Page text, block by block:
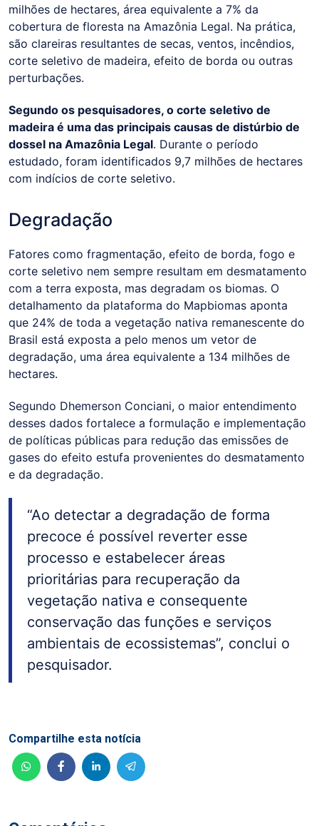
milhões de hectares, área equivalente a 7% da
cobertura de floresta na Amazônia Legal. Na prática,
são clareiras resultantes de secas, ventos, incêndios,
corte seletivo de madeira, efeito de borda ou outras
perturbações.
Segundo os pesquisadores, o corte seletivo de
madeira é uma das principais causas de distúrbio de
dossel na Amazônia Legal. Durante o período
estudado, foram identificados 9,7 milhões de hectares
com indícios de corte seletivo.
Degradação
Fatores como fragmentação, efeito de borda, fogo e
corte seletivo nem sempre resultam em desmatamento
com a terra exposta, mas degradam os biomas. O
detalhamento da plataforma do Mapbiomas aponta
que 24% de toda a vegetação nativa remanescente do
Brasil está exposta a pelo menos um vetor de
degradação, uma área equivalente a 134 milhões de
hectares.
Segundo Dhemerson Conciani, o maior entendimento
desses dados fortalece a formulação e implementação
de políticas públicas para redução das emissões de
gases do efeito estufa provenientes do desmatamento
e da degradação.
“Ao detectar a degradação de forma
precoce é possível reverter esse
processo e estabelecer áreas
prioritárias para recuperação da
vegetação nativa e consequente
conservação das funções e serviços
ambientais de ecossistemas”, conclui o
pesquisador.
Compartilhe esta notícia